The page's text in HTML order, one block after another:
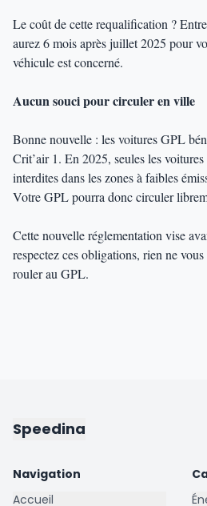
Le coût de cette requalification ?
aurez 6 mois après juillet 2025 pour
véhicule est concerné.
Aucun souci pour circuler en ville
Bonne nouvelle : les voitures GPL
Crit’air 1. En 2025, seules les
interdites dans les zones à faibles
Votre GPL pourra donc circuler
Cette nouvelle réglementation vise
respectez ces obligations, rien ne
rouler au GPL.
Speedina
Navigation
Accueil